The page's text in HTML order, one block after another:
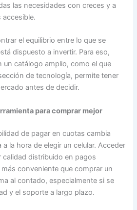
las necesidades con creces y a
accesible.
el equilibrio entre lo que se
dispuesto a invertir. Para eso,
un catálogo amplio, como el que
de tecnología, permite tener
antes de decidir.
para comprar mejor
de pagar en cuotas cambia
la hora de elegir un celular. Acceder
calidad distribuido en pagos
conveniente que comprar un
al contado, especialmente si se
y el soporte a largo plazo.